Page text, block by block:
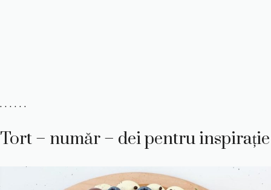
. . . . . .
Tort – număr – dei pentru inspirație